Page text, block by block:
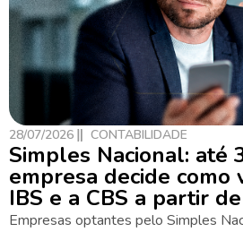
28/07/2026 CONTABILIDADE
Simples Nacional: até
empresa decide como
IBS e a CBS a partir
Empresas optantes pelo Simples